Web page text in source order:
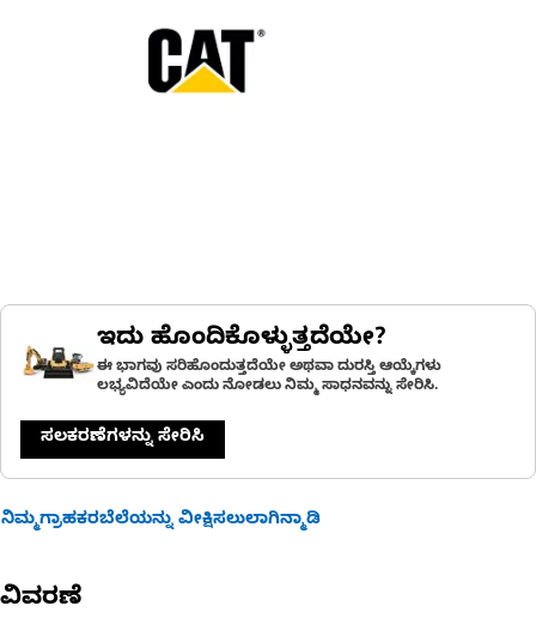
ಇದು ಹೊಂದಿಕೊಳ್ಳುತ್ತದೆಯೇ?
ಈ ಭಾಗವು ಸರಿಹೊಂದುತ್ತದೆಯೇ ಅಥವಾ ದುರಸ್ತಿ ಆಯ್ಕೆಗಳು
ಲಭ್ಯವಿದೆಯೇ ಎಂದು ನೋಡಲು ನಿಮ್ಮ ಸಾಧನವನ್ನು ಸೇರಿಸಿ.
ಸಲಕರಣೆಗಳನ್ನು ಸೇರಿಸಿ
ನಿಮ್ಮಗ್ರಾಹಕರಬೆಲೆಯನ್ನು ವೀಕ್ಷಿಸಲುಲಾಗಿನ್ಮಾಡಿ
ವಿವರಣೆ